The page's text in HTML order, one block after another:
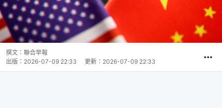
撰文： 聯合早報
出版： 2026-07-09 22:33 更新： 2026-07-09 22:33